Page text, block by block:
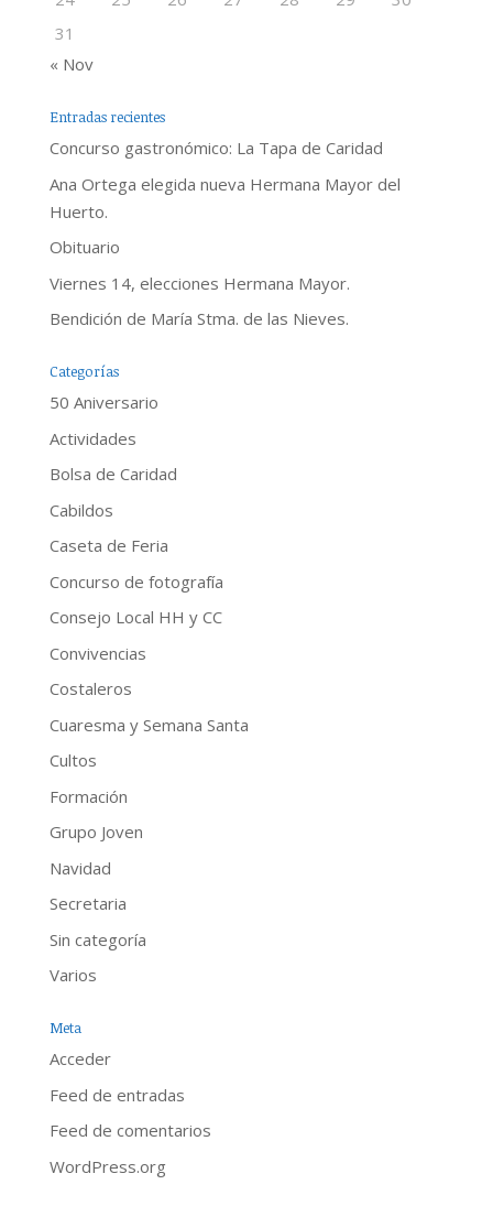
31
« Nov
Entradas recientes
Concurso gastronómico: La Tapa de Caridad
Ana Ortega elegida nueva Hermana Mayor del
Huerto.
Obituario
Viernes 14, elecciones Hermana Mayor.
Bendición de María Stma. de las Nieves.
Categorías
50 Aniversario
Actividades
Bolsa de Caridad
Cabildos
Caseta de Feria
Concurso de fotografía
Consejo Local HH y CC
Convivencias
Costaleros
Cuaresma y Semana Santa
Cultos
Formación
Grupo Joven
Navidad
Secretaria
Sin categoría
Varios
Meta
Acceder
Feed de entradas
Feed de comentarios
WordPress.org